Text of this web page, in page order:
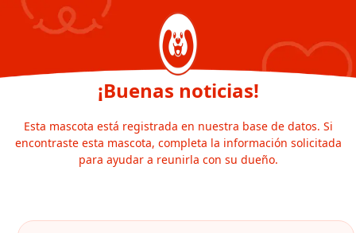
¡Buenas noticias!
Esta mascota está registrada en nuestra base de datos. Si
encontraste esta mascota, completa la información solicitada
para ayudar a reunirla con su dueño.